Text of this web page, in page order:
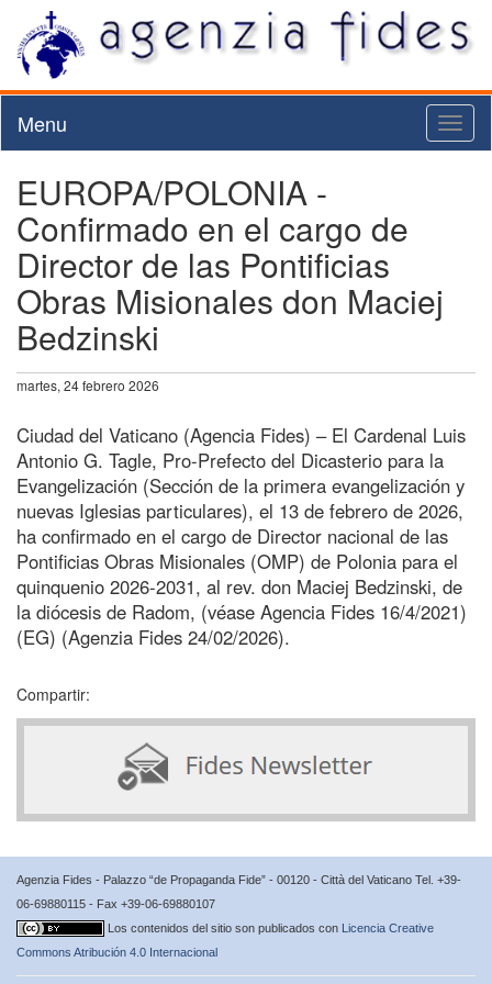
Menu
EUROPA/POLONIA -
Confirmado en el cargo de
Director de las Pontificias
Obras Misionales don Maciej
Bedzinski
martes, 24 febrero 2026
Ciudad del Vaticano (Agencia Fides) – El Cardenal Luis
Antonio G. Tagle, Pro-Prefecto del Dicasterio para la
Evangelización (Sección de la primera evangelización y
nuevas Iglesias particulares), el 13 de febrero de 2026,
ha confirmado en el cargo de Director nacional de las
Pontificias Obras Misionales (OMP) de Polonia para el
quinquenio 2026-2031, al rev. don Maciej Bedzinski, de
la diócesis de Radom, (véase Agencia Fides 16/4/2021)
(EG) (Agenzia Fides 24/02/2026).
Compartir:
Agenzia Fides - Palazzo “de Propaganda Fide” - 00120 - Città del Vaticano Tel. +39-
06-69880115 - Fax +39-06-69880107
Los contenidos del sitio son publicados con Licencia Creative
Commons Atribución 4.0 Internacional